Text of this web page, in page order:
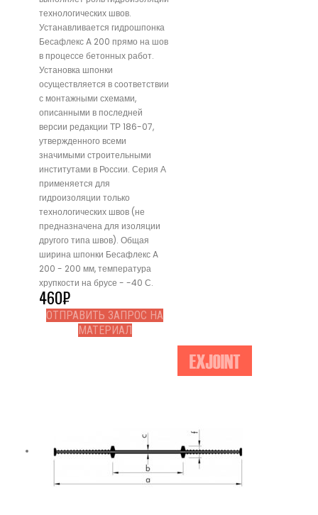
технологических швов.
Устанавливается гидрошпонка
Бесафлекс A 200 прямо на шов
в процессе бетонных работ.
Установка шпонки
осуществляется в соответствии
с монтажными схемами,
описанными в последней
версии редакции ТР 186-07,
утвержденного всеми
значимыми строительными
институтами в России. Серия А
применяется для
гидроизоляции только
технологических швов (не
предназначена для изоляции
другого типа швов). Общая
ширина шпонки Бесафлекс A
200 - 200 мм, температура
хрупкости на брусе - -40 С.
460₽
ОТПРАВИТЬ ЗАПРОС НА
МАТЕРИАЛ